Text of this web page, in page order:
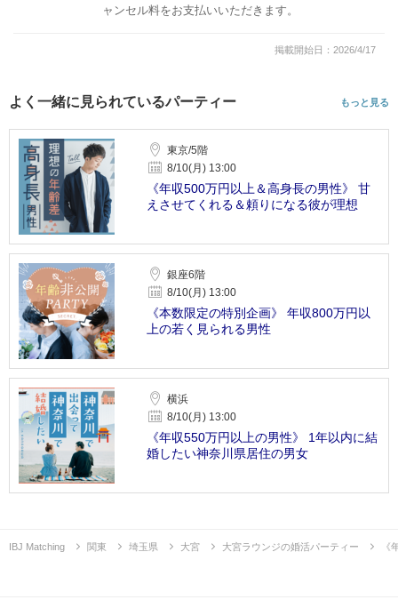
ャンセル料をお支払いいただきます。
掲載開始日：2026/4/17
よく一緒に見られているパーティー もっと見る
東京/5階
8/10(月) 13:00
《年収500万円以上＆高身長の男性》 甘
えさせてくれる＆頼りになる彼が理想
銀座6階
8/10(月) 13:00
《本数限定の特別企画》 年収800万円以
上の若く見られる男性
横浜
8/10(月) 13:00
《年収550万円以上の男性》 1年以内に結
婚したい神奈川県居住の男女
IBJ Matching 関東 埼玉県 大宮 大宮ラウンジの婚活パーティー 《